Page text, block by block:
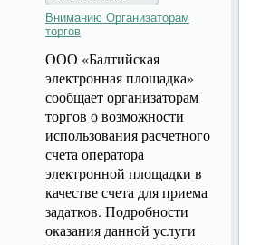
Вниманию Организаторам
торгов
ООО «Балтийская
электронная площадка»
сообщает организаторам
торгов о возможности
использования расчетного
счета оператора
электронной площадки в
качестве счета для приема
задатков. Подробности
оказания данной услуги